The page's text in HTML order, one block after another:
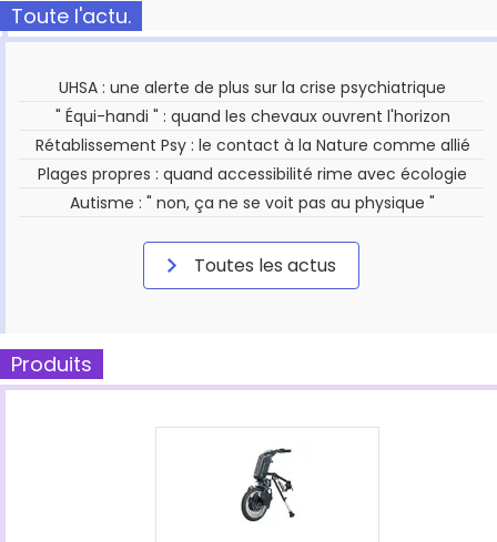
Toute l'actu.
UHSA : une alerte de plus sur la crise psychiatrique
" Équi-handi " : quand les chevaux ouvrent l'horizon
Rétablissement Psy : le contact à la Nature comme allié
Plages propres : quand accessibilité rime avec écologie
Autisme : " non, ça ne se voit pas au physique "
Toutes les actus
Produits